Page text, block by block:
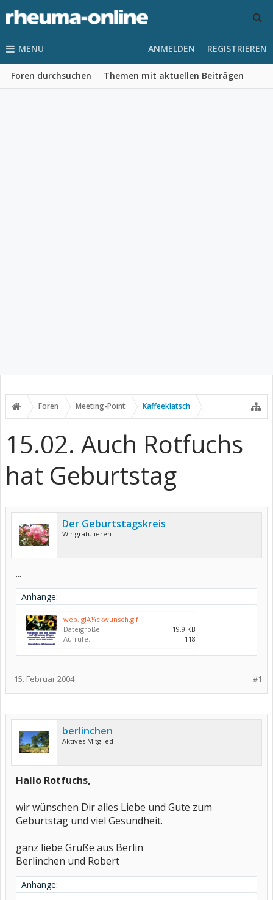
MENU
Foren durchsuchen Themen mit aktuellen Beiträgen
ANMELDEN REGISTRIEREN
Foren Meeting-Point Kaffeeklatsch
15.02. Auch Rotfuchs
hat Geburtstag
Der Geburtstagskreis
Wir gratulieren
...
Anhänge:
web. glÃ¼ckwunsch.gif
Dateigröße:
19,9 KB
Aufrufe:
118
#1
15. Februar 2004
berlinchen
Aktives Mitglied
Hallo Rotfuchs,
wir wünschen Dir alles Liebe und Gute zum
Geburtstag und viel Gesundheit.
ganz liebe Grüße aus Berlin
Berlinchen und Robert
Anhänge: